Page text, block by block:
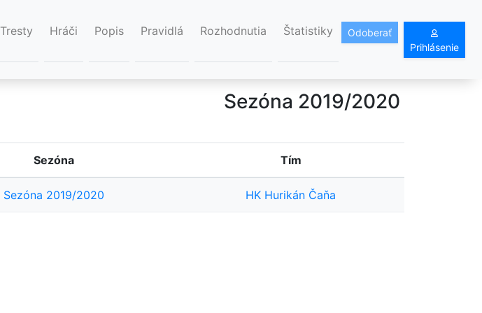
Tresty Hráči Popis Pravidlá Rozhodnutia Štatistiky
Odoberať
Prihlásenie
Sezóna 2019/2020
Sezóna Tím
Sezóna 2019/2020 HK Hurikán Čaňa